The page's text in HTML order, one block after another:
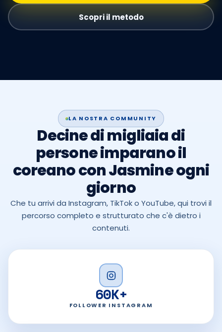
Scopri il metodo
LA NOSTRA COMMUNITY
Decine di migliaia di
persone imparano il
coreano con Jasmine ogni
giorno
Che tu arrivi da Instagram, TikTok o YouTube, qui trovi il
percorso completo e strutturato che c'è dietro i
contenuti.
60K+
FOLLOWER INSTAGRAM